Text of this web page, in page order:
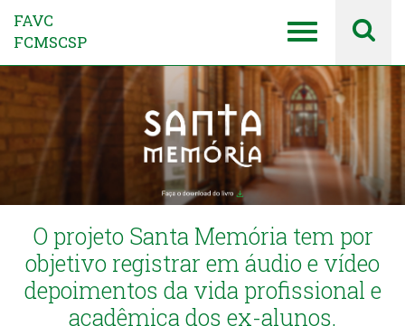
FAVC
FCMSCSP
O projeto Santa Memória tem por
objetivo registrar em áudio e vídeo
depoimentos da vida profissional e
acadêmica dos ex-alunos,